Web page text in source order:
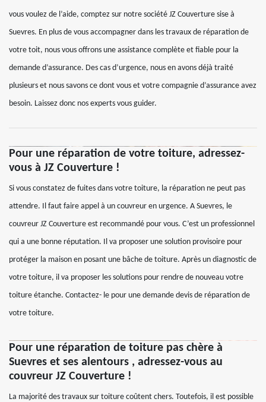
vous voulez de l’aide, comptez sur notre société JZ Couverture sise à
Suevres. En plus de vous accompagner dans les travaux de réparation de
votre toit, nous vous offrons une assistance complète et fiable pour la
demande d’assurance. Des cas d’urgence, nous en avons déjà traité
plusieurs et nous savons ce dont vous et votre compagnie d’assurance avez
besoin. Laissez donc nos experts vous guider.
Pour une réparation de votre toiture, adressez-
vous à JZ Couverture !
Si vous constatez de fuites dans votre toiture, la réparation ne peut pas
attendre. Il faut faire appel à un couvreur en urgence. A Suevres, le
couvreur JZ Couverture est recommandé pour vous. C’est un professionnel
qui a une bonne réputation. Il va proposer une solution provisoire pour
protéger la maison en posant une bâche de toiture. Après un diagnostic de
votre toiture, il va proposer les solutions pour rendre de nouveau votre
toiture étanche. Contactez- le pour une demande devis de réparation de
votre toiture.
Pour une réparation de toiture pas chère à
Suevres et ses alentours , adressez-vous au
couvreur JZ Couverture !
La majorité des travaux sur toiture coûtent chers. Toutefois, il est possible